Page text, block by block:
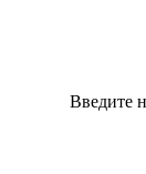
Введите